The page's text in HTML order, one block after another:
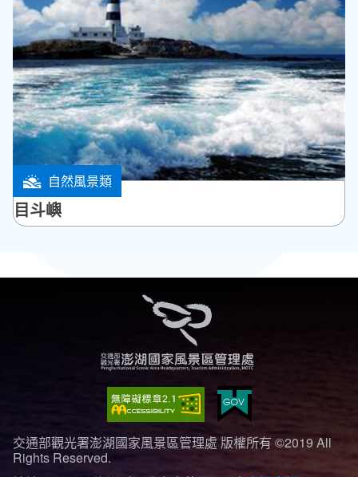
自然風景類
白沙鄉
目斗嶼
交通部觀光署澎湖國家風景區管理處 版權所有 ©2019 All
Rights Reserved.